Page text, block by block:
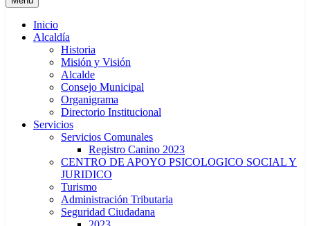
Inicio
Alcaldía
Historia
Misión y Visión
Alcalde
Consejo Municipal
Organigrama
Directorio Institucional
Servicios
Servicios Comunales
Registro Canino 2023
CENTRO DE APOYO PSICOLOGICO SOCIAL Y
JURIDICO
Turismo
Administración Tributaria
Seguridad Ciudadana